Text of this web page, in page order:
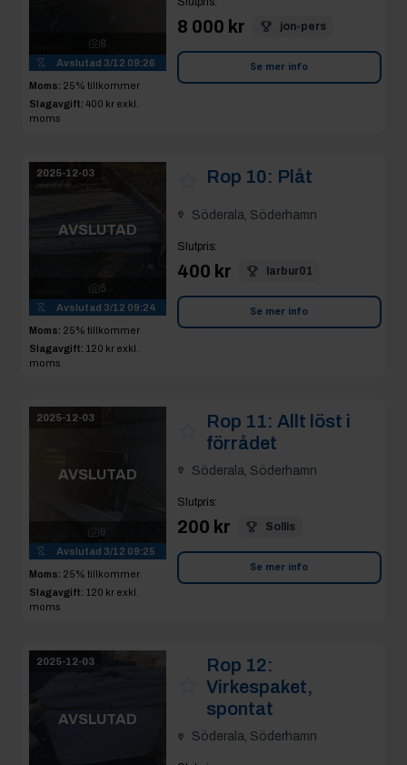
8
Avslutad 3/12 09:26
Moms: 25% tillkommer
Slagavgift: 400 kr exkl.
moms
8 000 kr jon-pers
Se mer info
2025-12-03
AVSLUTAD
5
Avslutad 3/12 09:24
Moms: 25% tillkommer
Slagavgift: 120 kr exkl.
moms
Rop 10: Plåt
Söderala, Söderhamn
Slutpris:
400 kr larbur01
Se mer info
2025-12-03
AVSLUTAD
9
Avslutad 3/12 09:25
Moms: 25% tillkommer
Slagavgift: 120 kr exkl.
moms
Rop 11: Allt löst i
förrådet
Söderala, Söderhamn
Slutpris:
200 kr Sollis
Se mer info
2025-12-03
AVSLUTAD
Rop 12:
Virkespaket,
spontat
Söderala, Söderhamn